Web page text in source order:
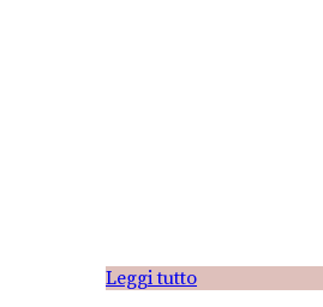
Leggi tutto